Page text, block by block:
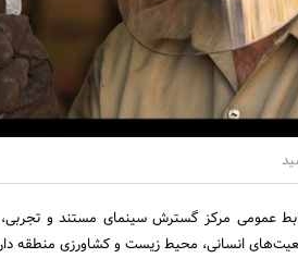
عمومی مرکز گسترش سینمای مستند و
انسانی، محیط زیست و کشاورزی منطقه